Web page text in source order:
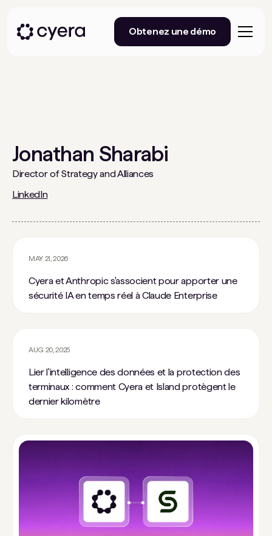
Obtenez une démo
Jonathan Sharabi
Director of Strategy and Alliances
LinkedIn
MAY 21, 2026
Cyera et Anthropic s'associent pour apporter une
sécurité IA en temps réel à Claude Enterprise
AUG 20, 2025
Lier l'intelligence des données et la protection des
terminaux : comment Cyera et Island protègent le
dernier kilomètre